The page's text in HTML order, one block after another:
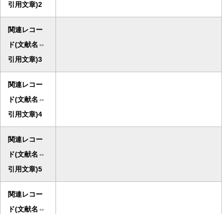
引用文章)2
関連レコー
ド(文献名⇔
引用文章)3
関連レコー
ド(文献名⇔
引用文章)4
関連レコー
ド(文献名⇔
引用文章)5
関連レコー
ド(文献名⇔